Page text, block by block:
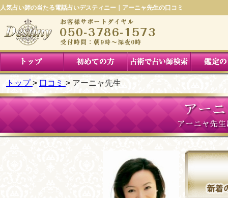
人気占い師の当たる電話占いデスティニー｜アーニャ先生の口コミ
トップ 口コミ アーニャ先生
アー
アーニャ先